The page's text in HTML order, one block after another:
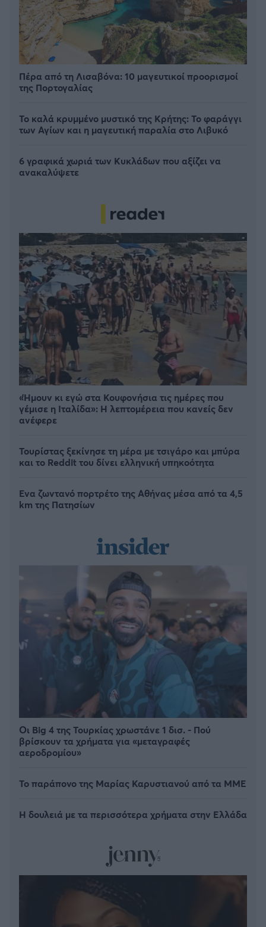
Πέρα από τη Λισαβόνα: 10 μαγευτικοί προορισμοί
της Πορτογαλίας
Το καλά κρυμμένο μυστικό της Κρήτης: Το φαράγγι
των Αγίων και η μαγευτική παραλία στο Λιβυκό
6 γραφικά χωριά των Κυκλάδων που αξίζει να
ανακαλύψετε
«Ήμουν κι εγώ στα Κουφονήσια τις ημέρες που
γέμισε η Ιταλίδα»: Η λεπτομέρεια που κανείς δεν
ανέφερε
Τουρίστας ξεκίνησε τη μέρα με τσιγάρο και μπύρα
και το Reddit του δίνει ελληνική υπηκοότητα
Ένα ζωντανό πορτρέτο της Αθήνας μέσα από τα 4,5
km της Πατησίων
Οι Big 4 της Τουρκίας χρωστάνε 1 δισ. - Πού
βρίσκουν τα χρήματα για «μεταγραφές
αεροδρομίου»
Το παράπονο της Μαρίας Καρυστιανού από τα ΜΜΕ
Η δουλειά με τα περισσότερα χρήματα στην Ελλάδα